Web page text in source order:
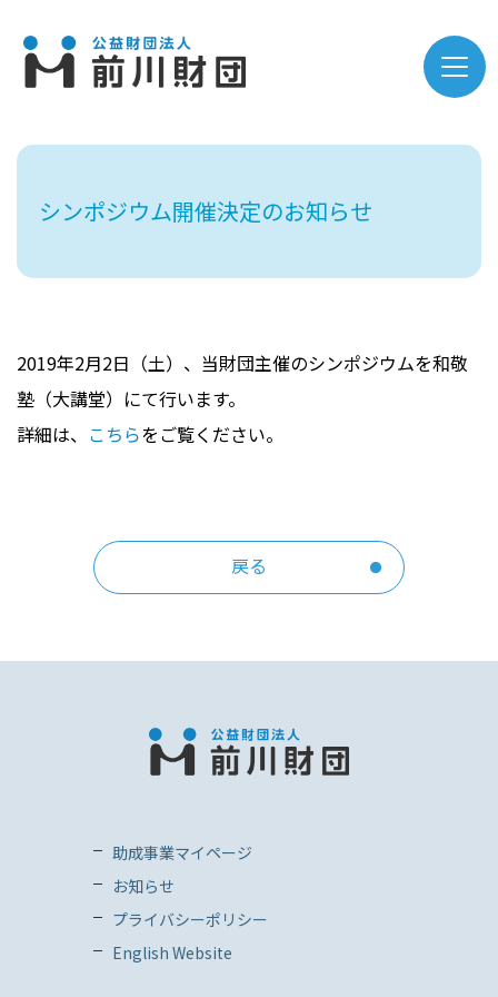
シンポジウム開催決定のお知らせ
2019年2月2日（土）、当財団主催のシンポジウムを和敬
塾（大講堂）にて行います。
詳細は、 こちらをご覧ください。
戻る
助成事業マイページ
お知らせ
プライバシーポリシー
English Website